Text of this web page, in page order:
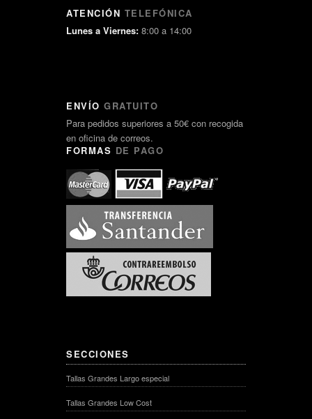
ATENCIÓN TELEFÓNICA
Lunes a Viernes: 8:00 a 14:00
ENVÍO GRATUITO
Para pedidos superiores a 50€ con recogida
en oficina de correos.
FORMAS DE PAGO
SECCIONES
Tallas Grandes Largo especial
Tallas Grandes Low Cost